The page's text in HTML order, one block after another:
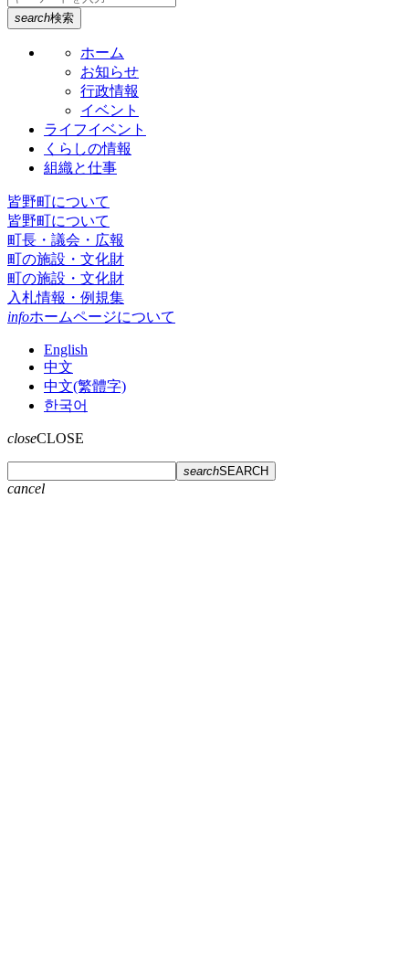
search検索
ホーム
お知らせ
行政情報
イベント
ライフイベント
くらしの情報
組織と仕事
皆野町について
皆野町について
町長・議会・広報
町の施設・文化財
町の施設・文化財
入札情報・例規集
infoホームページについて
English
中文
中文(繁體字)
한국어
closeCLOSE
searchSEARCH
cancel